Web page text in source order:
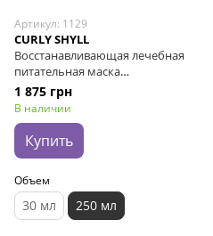
Артикул: 1129
CURLY SHYLL
Восстанавливающая лечебная
питательная маска
CURLYSHYLL Nutrition Support
Treatment, 250 мл
1 875 грн
В наличии
Купить
Объем
30 мл 250 мл